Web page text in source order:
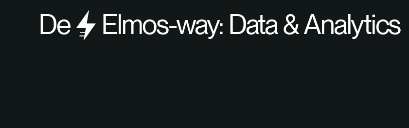
De Elmos-way: Data & Analytics